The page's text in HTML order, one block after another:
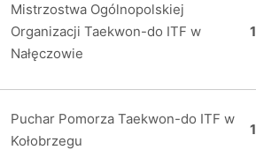
Mistrzostwa Ogólnopolskiej
Organizacji Taekwon-do ITF w
Nałęczowie
Puchar Pomorza Taekwon-do ITF w
Kołobrzegu